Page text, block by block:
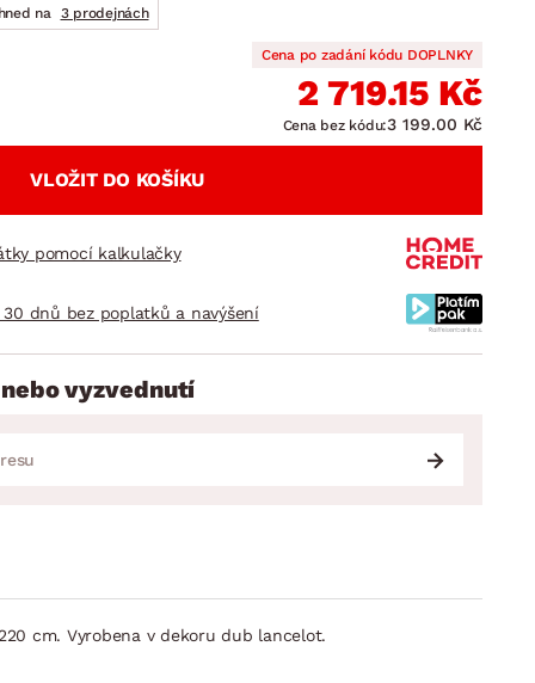
na 3 prodejnách
Cena po zadání kódu DOPLNKY
2 719.15 Kč
Cena bez kódu:3 199.00 Kč
VLOŽIT DO KOŠÍKU
pomocí kalkulačky
dnů bez poplatků a navýšení
vyzvednutí
cm. Vyrobena v dekoru dub lancelot.